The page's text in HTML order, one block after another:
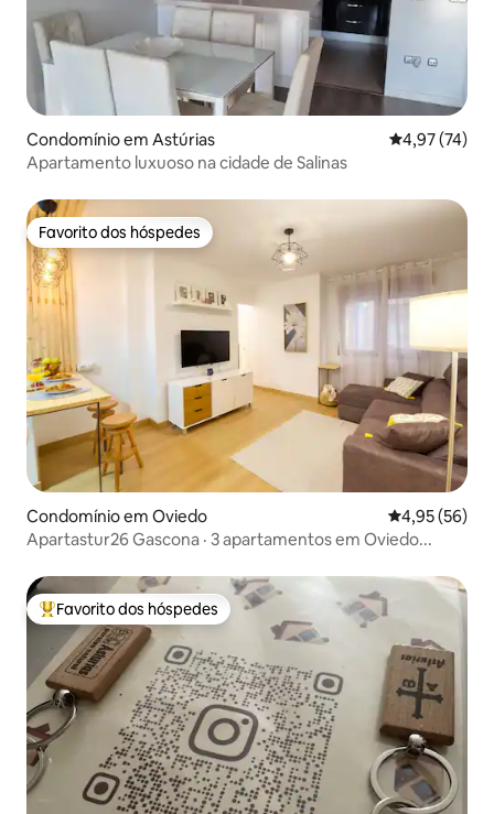
Condomínio em Astúrias Classificação
4,97 (74)
Apartamento luxuoso na cidade de Salinas
Favorito dos hóspedes
Favorito dos hóspedes
Condomínio em Oviedo Classificação
4,95 (56)
Apartastur26 Gascona · 3 apartamentos em Oviedo...
Favoritos dos hóspedes mais apreciados
Favorito dos hóspedes